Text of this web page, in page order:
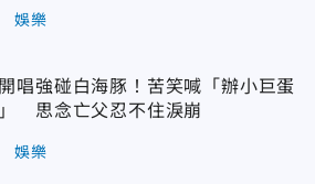
娛樂
唱強碰白海豚！苦笑喊「辦小巨蛋
思念亡父忍不住淚崩
娛樂